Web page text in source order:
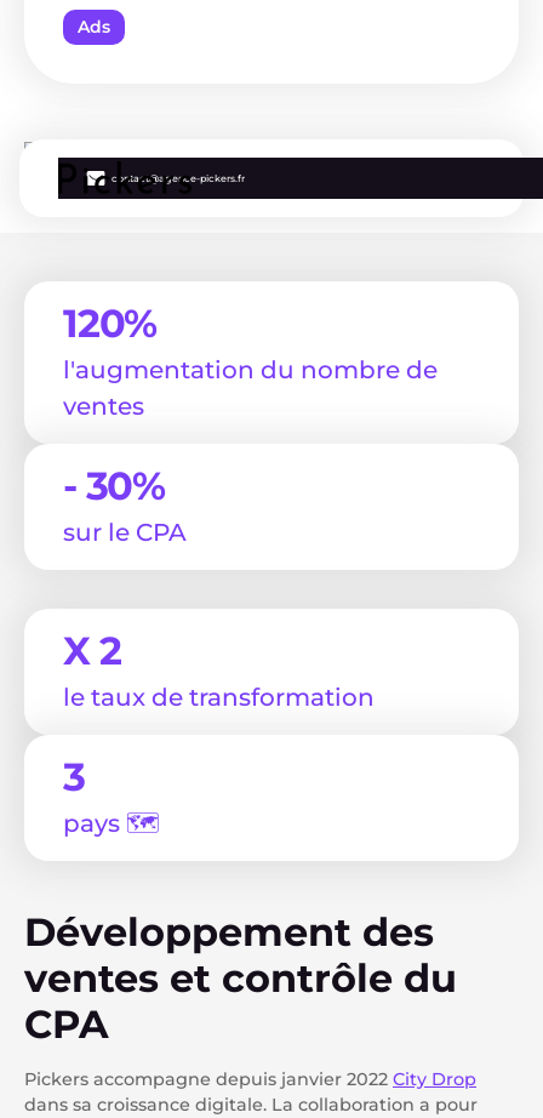
contact@agence-pickers.fr
Ads
120%
l'augmentation du nombre de
ventes
- 30%
sur le CPA
X 2
le taux de transformation
3
pays 🗺
Développement des
ventes et contrôle du
CPA
Pickers accompagne depuis janvier 2022 City Drop
dans sa croissance digitale. La collaboration a pour